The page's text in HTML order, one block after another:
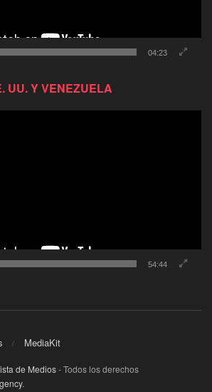
04:23
UU. Y VENEZUELA
54:44
MediaKit
de Medios- Todos los derechos
.